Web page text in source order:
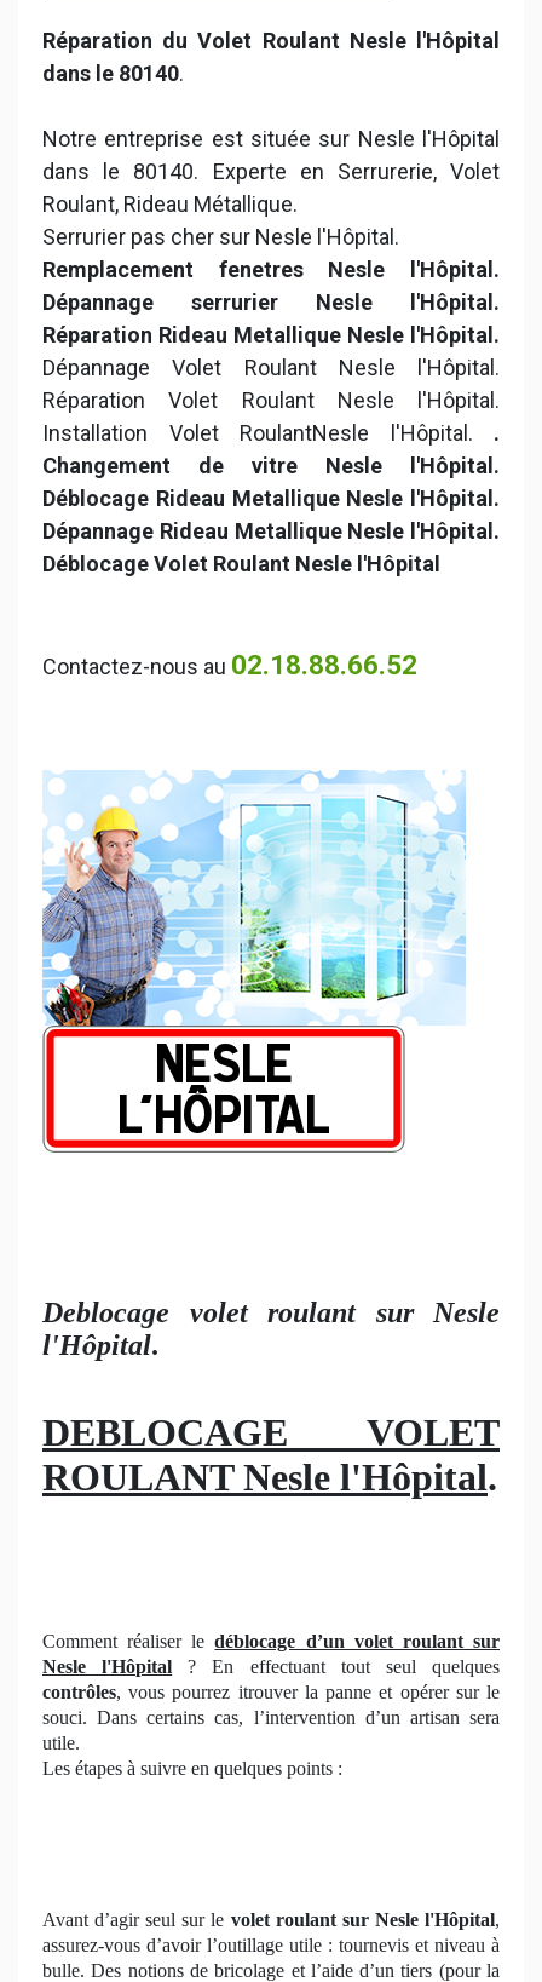
Réparation du Volet Roulant Nesle l'Hôpital
dans le 80140.
Notre entreprise est située sur Nesle l'Hôpital
dans le 80140. Experte en Serrurerie, Volet
Roulant, Rideau Métallique.
Serrurier pas cher sur Nesle l'Hôpital.
Remplacement fenetres Nesle l'Hôpital.
Dépannage serrurier Nesle l'Hôpital.
Réparation Rideau Metallique Nesle l'Hôpital.
Dépannage Volet Roulant Nesle l'Hôpital.
Réparation Volet Roulant Nesle l'Hôpital.
Installation Volet RoulantNesle l'Hôpital. .
Changement de vitre Nesle l'Hôpital.
Déblocage Rideau Metallique Nesle l'Hôpital.
Dépannage Rideau Metallique Nesle l'Hôpital.
Déblocage Volet Roulant Nesle l'Hôpital
Contactez-nous au 02.18.88.66.52
Deblocage volet roulant sur Nesle
l'Hôpital.
DEBLOCAGE VOLET
ROULANT Nesle l'Hôpital.
Comment réaliser ledéblocage d’un volet roulant sur
Nesle l'Hôpital ? En effectuant tout seul quelques
contrôles, vous pourrez itrouver la panne et opérer sur le
souci. Dans certains cas, l’intervention d’un artisan sera
utile.
Les étapes à suivre en quelques points :
Avant d’agir seul sur le volet roulant sur Nesle l'Hôpital,
assurez-vous d’avoir l’outillage utile : tournevis et niveau à
bulle. Des notions de bricolage et l’aide d’un tiers (pour la